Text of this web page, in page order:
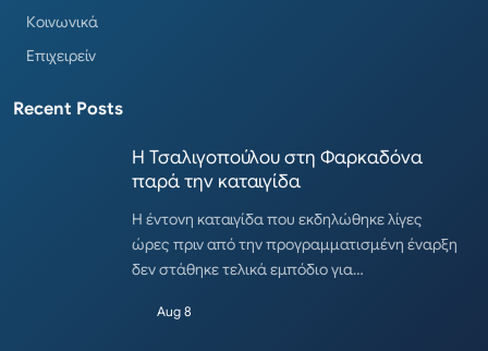
Κοινωνικά
Επιχειρείν
Recent Posts
Η Τσαλιγοπούλου στη Φαρκαδόνα
παρά την καταιγίδα
Η έντονη καταιγίδα που εκδηλώθηκε λίγες
ώρες πριν από την προγραμματισμένη έναρξη
δεν στάθηκε τελικά εμπόδιο για…
Aug 8